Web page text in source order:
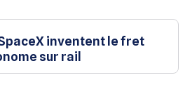
inventent le fret
sur rail